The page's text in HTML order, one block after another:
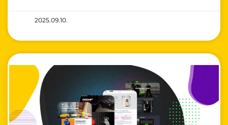
2025.09.10.